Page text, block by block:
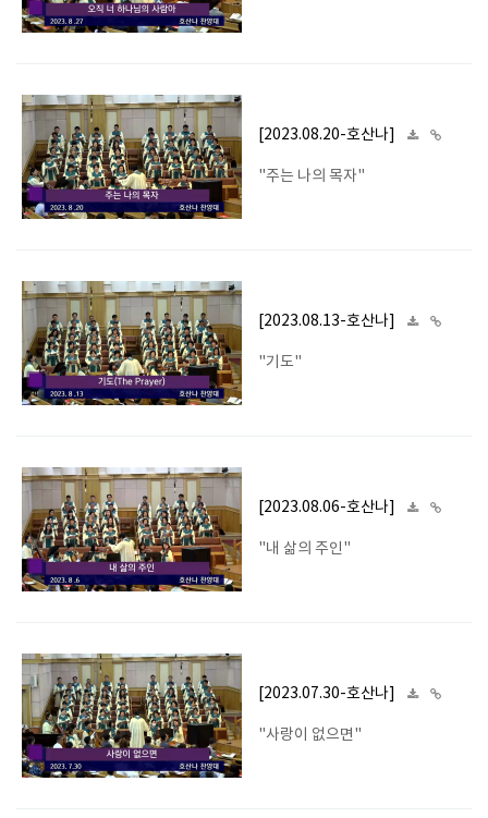
[2023.08.20-호산나]
"주는 나의 목자"
[2023.08.13-호산나]
"기도"
[2023.08.06-호산나]
"내 삶의 주인"
[2023.07.30-호산나]
"사랑이 없으면"